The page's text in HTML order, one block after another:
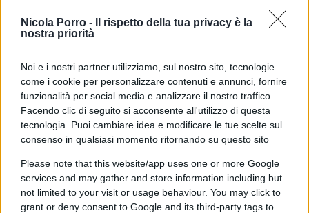
Nicola Porro -
Il rispetto della tua privacy è la
nostra priorità
Noi e i nostri partner utilizziamo, sul nostro sito, tecnologie
come i cookie per personalizzare contenuti e annunci, fornire
funzionalità per social media e analizzare il nostro traffico.
Facendo clic di seguito si acconsente all'utilizzo di questa
tecnologia. Puoi cambiare idea e modificare le tue scelte sul
consenso in qualsiasi momento ritornando su questo sito
Please note that this website/app uses one or more Google
services and may gather and store information including but
not limited to your visit or usage behaviour. You may click to
grant or deny consent to Google and its third-party tags to
VIGNETTA DEL
Le vignette satiriche diBeppe Fantin, illustratore
trevigiano, nascono dalla passione dell'autore per
dare voce a situazioni, non solo politiche, attraverso i
disegni utilizzando da sempre la tecnica riconoscibile
dell'acquerello. Orgogliosamente un liberale di
centrodestra, il vignettista non fatica a trovare le sue
ispirazioni dall’attuale sinistra, che a suo dire, mai